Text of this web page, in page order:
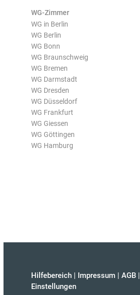
WG-Zimmer
WG in Berlin
WG Berlin
WG Bonn
WG Braunschweig
WG Bremen
WG Darmstadt
WG Dresden
WG Düsseldorf
WG Frankfurt
WG Giessen
WG Göttingen
WG Hamburg
Hilfebereich | Impressum | AGB |
Einstellungen